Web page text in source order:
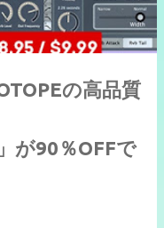
の高品質
が90％OFFで